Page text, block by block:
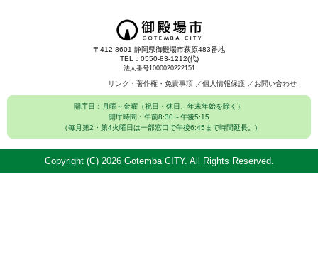
〒412-8601 静岡県御殿場市萩原483番地
TEL：0550-83-1212(代)
法人番号1000020222151
リンク・著作権・免責事項 個人情報保護 お問い合わせ
開庁日：月曜～金曜（祝日・休日、年末年始を除く）
開庁時間：午前8:30～午後5:15
（毎月第2・第4火曜日は一部窓口で午後6:45まで時間延長。)
Copyright (C) 2026 Gotemba CITY. All Rights Reserved.